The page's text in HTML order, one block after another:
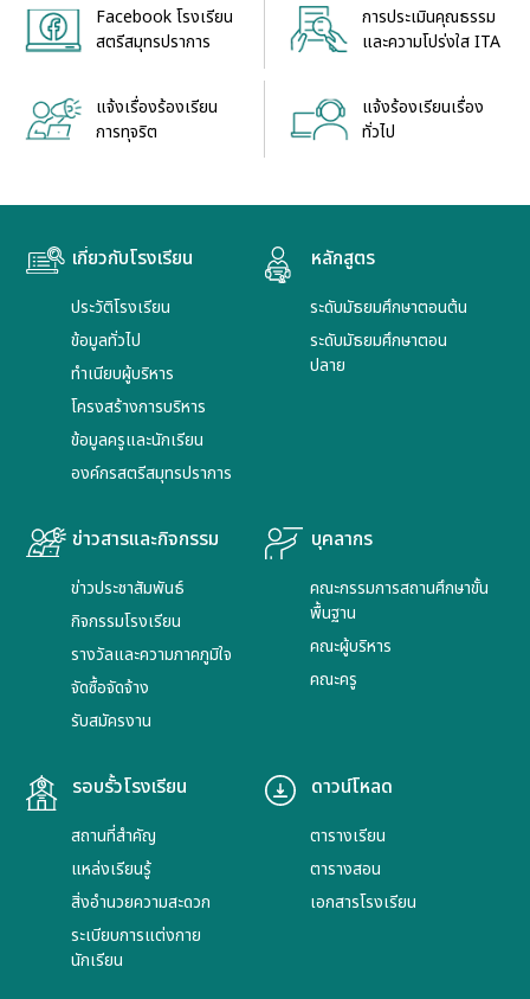
Facebook โรงเรียน
สตรีสมุทรปราการ
การประเมินคุณธรรม
และความโปร่งใส ITA
แจ้งเรื่องร้องเรียน
การทุจริต
แจ้งร้องเรียนเรื่อง
ทั่วไป
เกี่ยวกับโรงเรียน
ประวัติโรงเรียน
ข้อมูลทั่วไป
ทำเนียบผู้บริหาร
โครงสร้างการบริหาร
ข้อมูลครูและนักเรียน
องค์กรสตรีสมุทรปราการ
หลักสูตร
ระดับมัธยมศึกษาตอนต้น
ระดับมัธยมศึกษาตอน
ปลาย
ข่าวสารและกิจกรรม
ข่าวประชาสัมพันธ์
กิจกรรมโรงเรียน
รางวัลและความภาคภูมิใจ
จัดซื้อจัดจ้าง
รับสมัครงาน
บุคลากร
คณะกรรมการสถานศึกษาขั้น
พื้นฐาน
คณะผู้บริหาร
คณะครู
รอบรั้วโรงเรียน
สถานที่สำคัญ
แหล่งเรียนรู้
สิ่งอำนวยความสะดวก
ระเบียบการแต่งกาย
นักเรียน
ดาวน์โหลด
ตารางเรียน
ตารางสอน
เอกสารโรงเรียน